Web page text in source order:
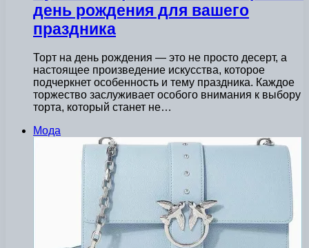
день рождения для вашего
праздника
Торт на день рождения — это не просто десерт, а
настоящее произведение искусства, которое
подчеркнет особенность и тему праздника. Каждое
торжество заслуживает особого внимания к выбору
торта, который станет не…
Мода